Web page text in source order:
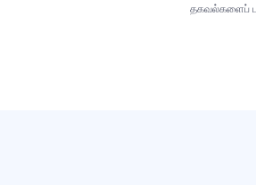
தகவல்களைப்